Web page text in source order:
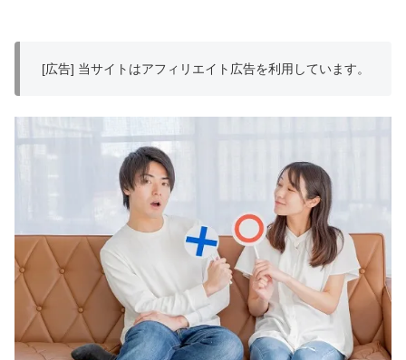
[広告] 当サイトはアフィリエイト広告を利用しています。